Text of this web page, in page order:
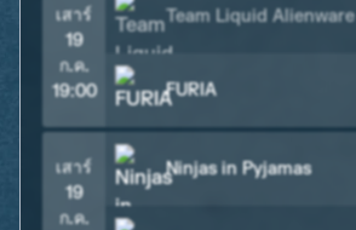
เสาร์
19
ก.ค.
19:00
Team Liquid Alienware
FURIA
เสาร์
19
ก.ค.
Ninjas in Pyjamas